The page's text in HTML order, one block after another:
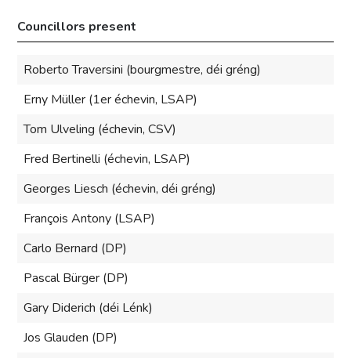
Councillors present
Roberto Traversini (bourgmestre, déi gréng)
Erny Müller (1er échevin, LSAP)
Tom Ulveling (échevin, CSV)
Fred Bertinelli (échevin, LSAP)
Georges Liesch (échevin, déi gréng)
François Antony (LSAP)
Carlo Bernard (DP)
Pascal Bürger (DP)
Gary Diderich (déi Lénk)
Jos Glauden (DP)